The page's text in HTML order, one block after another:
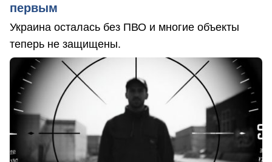
первым
Украина осталась без ПВО и многие объекты
теперь не защищены.